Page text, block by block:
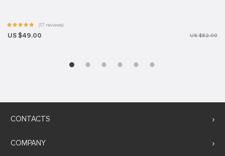
(17 reviews)
US $49.00 US $82.00
CONTACTS
COMPANY